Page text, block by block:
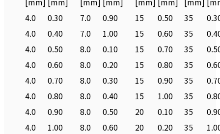
4.0
0.30 7.0 0.90 15 0.50 35
4.0
0.40 7.0 1.00 15 0.60 35
4.0
0.50 8.0 0.10 15 0.70 35
4.0
0.60 8.0 0.20 15 0.80 35
4.0
0.70 8.0 0.30 15 0.90 35
4.0
0.80 8.0 0.40 15 1.00 35
4.0
0.90 8.0 0.50 20 0.10 35
4.0
1.00 8.0 0.60 20 0.20 35